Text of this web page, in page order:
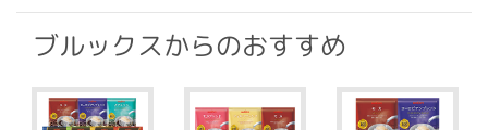
ブルックスからのおすすめ